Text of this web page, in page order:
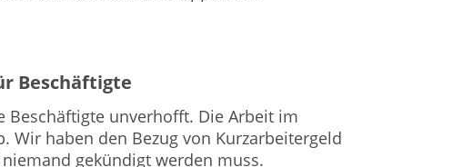
Beschäftigte
Beschäftigte unverhofft. Die Arbeit im
Wir haben den Bezug von Kurzarbeitergeld
gekündigt werden muss.